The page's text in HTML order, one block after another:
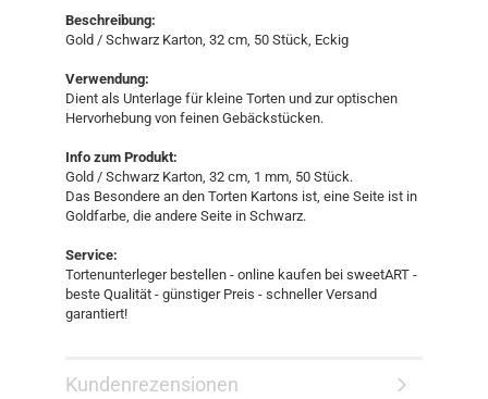
Beschreibung:
Gold / Schwarz Karton, 32 cm, 50 Stück, Eckig
Verwendung:
Dient als Unterlage für kleine Torten und zur optischen
Hervorhebung von feinen Gebäckstücken.
Info zum Produkt:
Gold / Schwarz Karton, 32 cm, 1 mm, 50 Stück.
Das Besondere an den Torten Kartons ist, eine Seite ist in
Goldfarbe, die andere Seite in Schwarz.
Service:
Tortenunterleger bestellen - online kaufen bei sweetART -
beste Qualität - günstiger Preis - schneller Versand
garantiert!
Kundenrezensionen